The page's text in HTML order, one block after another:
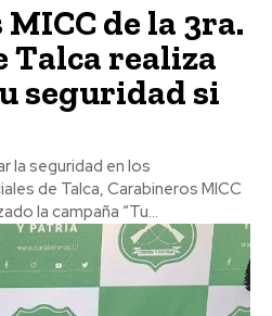
de la 3ra.
Talca realiza
seguridad si
la seguridad en los
de Talca, Carabineros MICC
la campaña “Tu...